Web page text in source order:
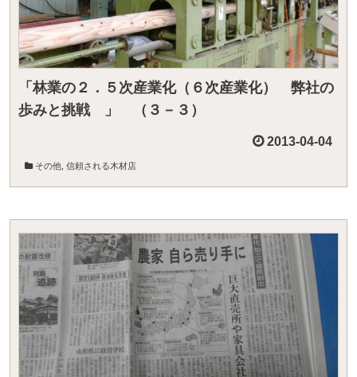
「林業の２．５次産業化（６次産業化） 弊社の
歩みと挑戦 」 （３－３）
2013-04-04
その他 信頼される木材店